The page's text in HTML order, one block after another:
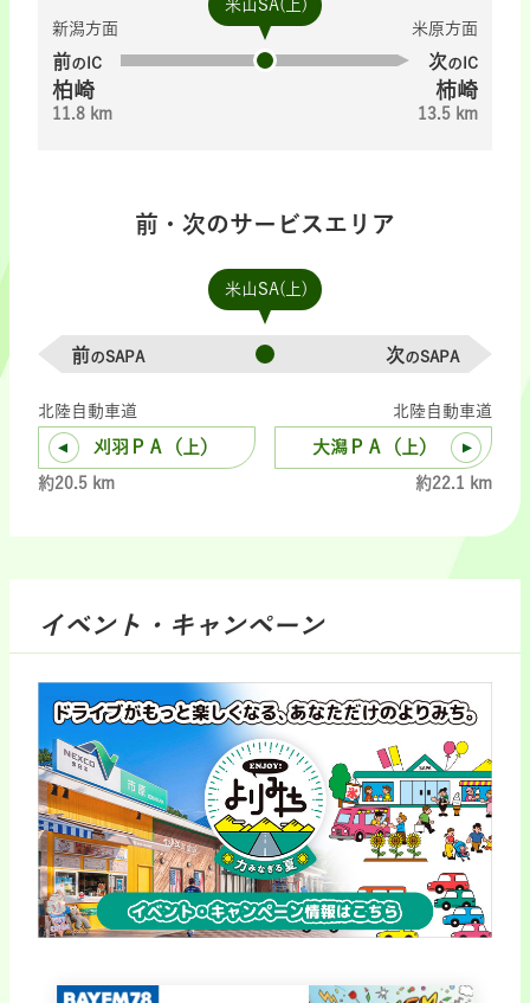
米山SA(上)
新潟方面
前のIC
柏崎
11.8 km
米原方面
次のIC
柿崎
13.5 km
前・次のサービスエリア
米山SA(上)
前のSAPA 次のSAPA
北陸自動車道
刈羽ＰＡ（上）
約20.5 km
北陸自動車道
大潟ＰＡ（上）
約22.1 km
イベント・キャンペーン